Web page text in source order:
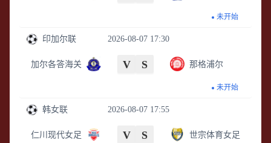
未开始
2026-08-07 17:30
印加尔联
加尔各答海关 V S 那格浦尔
未开始
2026-08-07 17:55
韩女联
仁川现代女足 V S 世宗体育女足